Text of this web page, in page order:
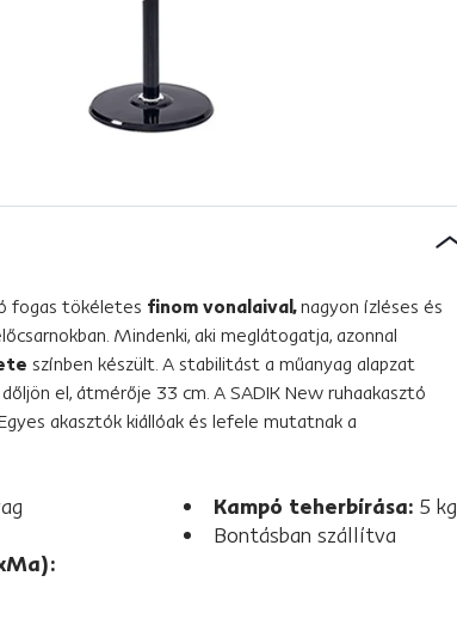
fogas tökéletes finom vonalaival,nagyon ízléses és
Mindenki, aki meglátogatja, azonnal
színben készült. A stabilitást a műanyag alapzat
el, átmérője 33 cm. A SADIK New ruhaakasztó
akasztók kiállóak és lefele mutatnak a
Kampó teherbírása: 5 kg
Bontásban szállítva